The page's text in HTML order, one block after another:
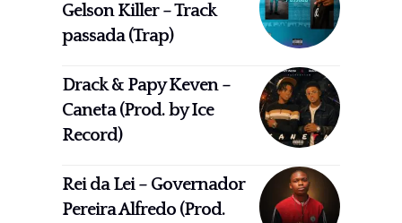
Gelson Killer – Track
passada (Trap)
Drack & Papy Keven –
Caneta (Prod. by Ice
Record)
Rei da Lei – Governador
Pereira Alfredo (Prod.